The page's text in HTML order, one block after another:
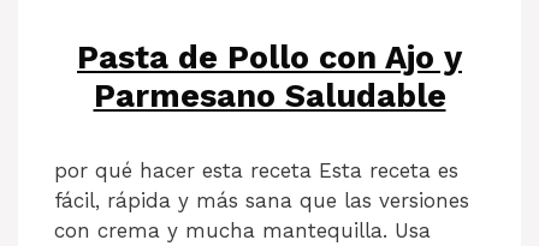
Pasta de Pollo con Ajo y
Parmesano Saludable
por qué hacer esta receta Esta receta es
fácil, rápida y más sana que las versiones
con crema y mucha mantequilla. Usa